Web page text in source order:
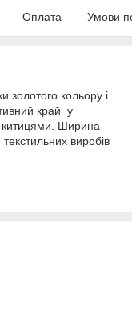
Оплата Умови
золотого кольору і
край у
китицями. Ширина
виробів